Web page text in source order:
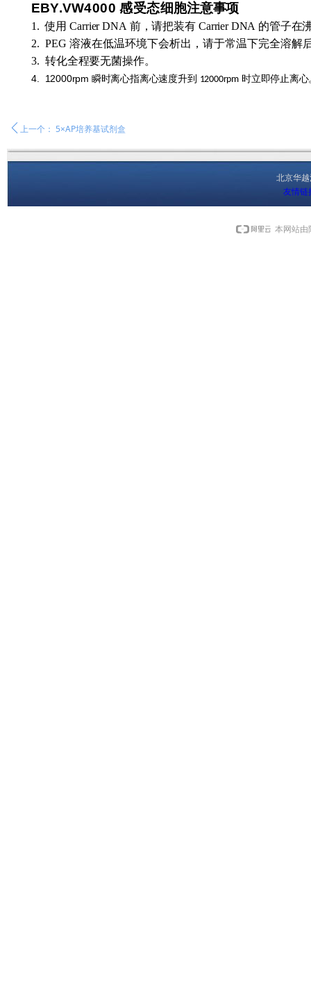
ꄴ 上一个： 5×AP培养基试剂盒
EBY.VW4000感受态细胞注意事项
1.使用 Carrier DNA 前，请把装有 Carrier DNA 的管子在
2. PEG 溶液在低温环境下会析出，请于常温下完全溶解
3. 转化全程要无菌操作。
4. 12000rpm 瞬时离心指离心速度升到 12000rpm 时立即停止离心
北京华
友情链
本网站由